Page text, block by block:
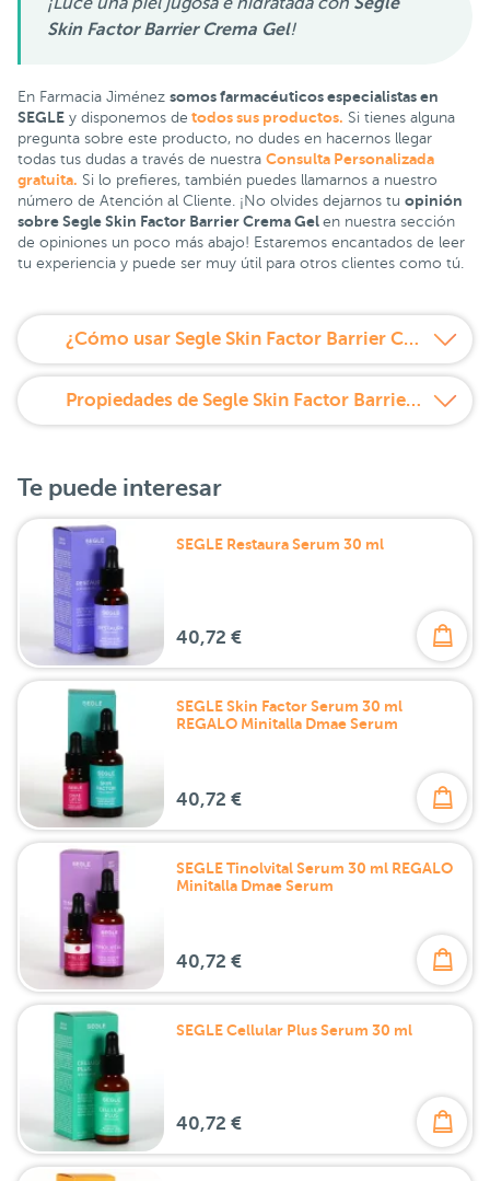
Skin Factor Barrier Crema Gel!
En Farmacia Jiménez somos farmacéuticos especialistas en
SEGLE y disponemos de todos sus productos. Si tienes alguna
pregunta sobre este producto, no dudes en hacernos llegar
todas tus dudas a través de nuestra Consulta Personalizada
gratuita. Si lo prefieres, también puedes llamarnos a nuestro
número de Atención al Cliente. ¡No olvides dejarnos tu opinión
sobre Segle Skin Factor Barrier Crema Gel en nuestra sección
de opiniones un poco más abajo! Estaremos encantados de leer
tu experiencia y puede ser muy útil para otros clientes como tú.
¿Cómo usar Segle Skin Factor Barrier Crema gel?
Propiedades de Segle Skin Factor Barrier Crema gel
Te puede interesar
SEGLE Restaura Serum 30 ml
40,72 €
SEGLE Skin Factor Serum 30 ml
REGALO Minitalla Dmae Serum
40,72 €
SEGLE Tinolvital Serum 30 ml REGALO
Minitalla Dmae Serum
40,72 €
SEGLE Cellular Plus Serum 30 ml
40,72 €